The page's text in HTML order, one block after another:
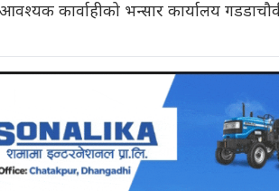
कार्वाहीको भन्सार कार्यालय